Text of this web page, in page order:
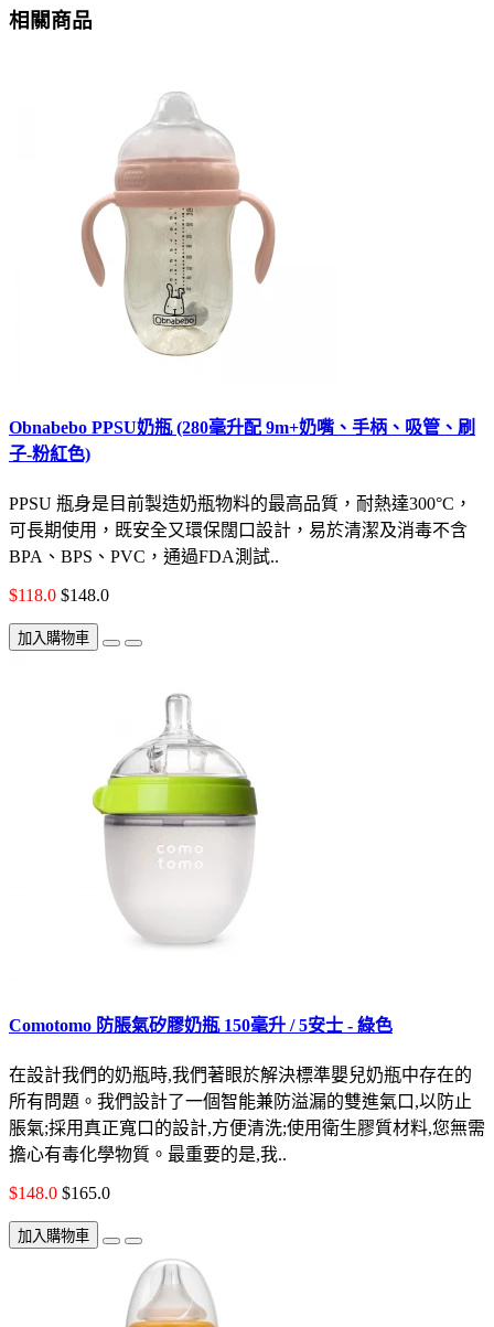
相關商品
Obnabebo PPSU奶瓶 (280毫升配 9m+奶嘴、手柄、吸管、刷
子-粉紅色)
PPSU 瓶身是目前製造奶瓶物料的最高品質，耐熱達300°C，
可長期使用，既安全又環保闊口設計，易於清潔及消毒不含
BPA、BPS、PVC，通過FDA測試..
$118.0 $148.0
加入購物車
Comotomo 防脹氣矽膠奶瓶 150毫升 / 5安士 - 綠色
在設計我們的奶瓶時,我們著眼於解決標準嬰兒奶瓶中存在的
所有問題。我們設計了一個智能兼防溢漏的雙進氣口,以防止
脹氣;採用真正寬口的設計,方便清洗;使用衛生膠質材料,您無需
擔心有毒化學物質。最重要的是,我..
$148.0 $165.0
加入購物車